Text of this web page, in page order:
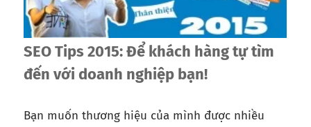
SEO Tips 2015: Để khách hàng tự tìm
đến với doanh nghiệp bạn!
Bạn muốn thương hiệu của mình được nhiều